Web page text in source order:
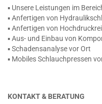
▪ Unsere Leistungen im
▪ Anfertigen von
▪ Anfertigen von
▪ Aus- und Einbau von
▪ Schadensanalyse vor Ort
▪ Mobiles Schlauchpressen
KONTAKT & BERATUNG